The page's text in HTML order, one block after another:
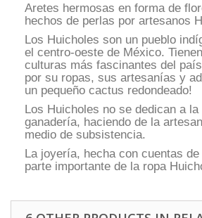
Aretes hermosas en forma de
hechos de perlas por artesanos
Los Huicholes son un pueblo
el centro-oeste de México.
culturas más fascinantes del
por su ropas, sus artesanías y
un pequeño cactus redondeado!
Los Huicholes no se dedican a
ganadería, haciendo de la
medio de subsistencia.
La joyería, hecha con cuentas
parte importante de la ropa